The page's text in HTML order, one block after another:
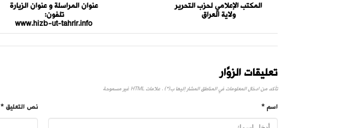
المكتب الإعلامي لحزب التحرير
ولاية العراق
عنوان المراسلة و عنوان الزيارة
تلفون:
www.hizb-ut-tahrir.info
تعليقات الزوَّار
تأكد من ادخال المعلومات في المناطق المشار إليها ب(*) . علامات HTML غير مسموحة
اسم * نص التعليق *